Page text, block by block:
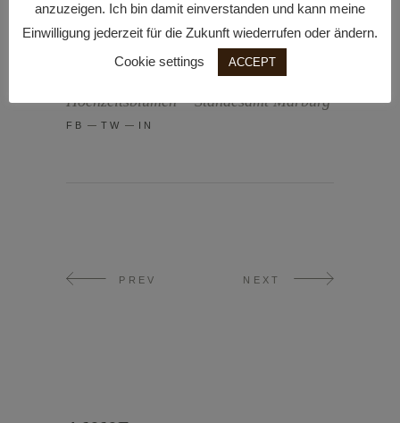
Brautstrauß
Exklusive
Hochzeitsplanerin In Marburg
Hochzeit
Hochzeit In Marburg
Hochzeitplanung Marburg
Hochzeitsblumen
Standesamt Marburg
FB TW IN
PREV NEXT
anzuzeigen. Ich bin damit einverstanden und kann meine
Einwilligung jederzeit für die Zukunft wiederrufen oder ändern.
Cookie settings
ACCEPT